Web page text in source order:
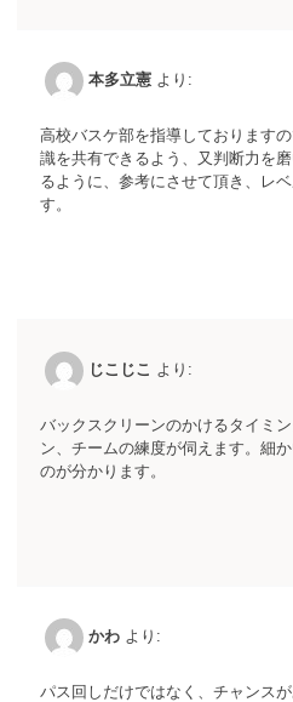
本多立憲 より:
高校バスケ部を指導しております
識を共有できるよう、又判断力を
るように、参考にさせて頂き、レ
す。
じこじこ より:
バックスクリーンのかけるタイミ
ン、チームの練度が伺えます。細
のが分かります。
かわ より:
パス回しだけではなく、チャンス